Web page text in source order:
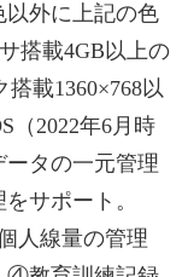
以外に上記の色
搭載4GB以上の
載1360×768以
（2022年6月時
ータの一元管理
サポート。
人線量の管理